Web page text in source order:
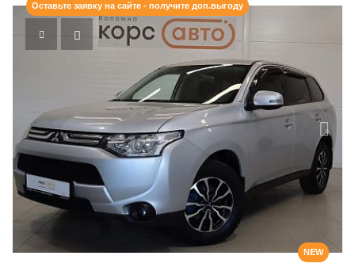
NEW
Оставьте заявку на сайте - получите доп.выгоду